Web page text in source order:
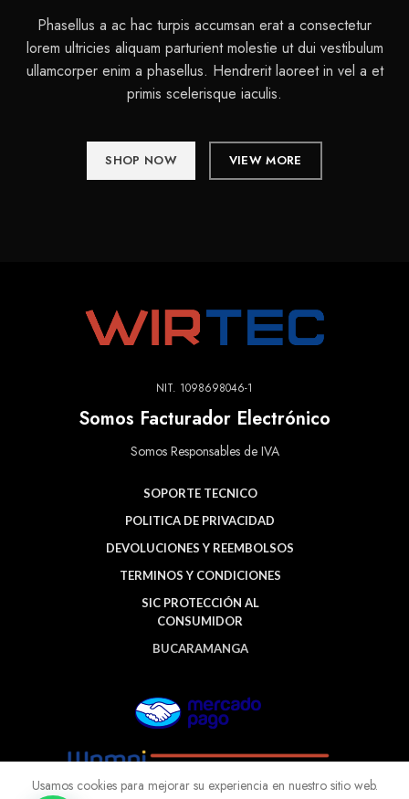
Phasellus a ac hac turpis accumsan erat a consectetur
lorem ultricies aliquam parturient molestie ut dui vestibulum
ullamcorper enim a phasellus. Hendrerit laoreet in vel a et
primis scelerisque iaculis.
SHOP NOW VIEW MORE
NIT. 1098698046-1
Somos Facturador Electrónico
Somos Responsables de IVA
SOPORTE TECNICO
POLITICA DE PRIVACIDAD
DEVOLUCIONES Y REEMBOLSOS
TERMINOS Y CONDICIONES
SIC PROTECCIÓN AL
CONSUMIDOR
BUCARAMANGA
Usamos cookies para mejorar su experiencia en nuestro sitio web.